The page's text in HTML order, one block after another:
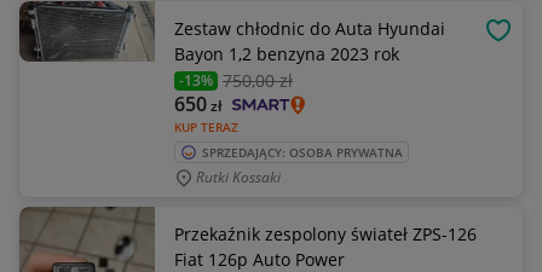
Zestaw chłodnic do Auta Hyundai
Bayon 1,2 benzyna 2023 rok
-13% 750,00 zł
KUP TERAZ
650zł
SPRZEDAJĄCY: OSOBA PRYWATNA
Rutki Kossaki
Przekaźnik zespolony świateł ZPS-126
Fiat 126p Auto Power